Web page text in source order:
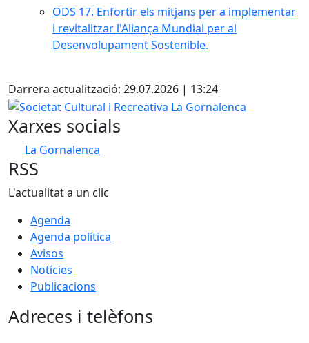
ODS 17. Enfortir els mitjans per a implementar
i revitalitzar l'Aliança Mundial per al
Desenvolupament Sostenible.
Darrera actualització: 29.07.2026 | 13:24
Societat Cultural i Recreativa La Gornalenca
Xarxes socials
La Gornalenca
RSS
L'actualitat a un clic
Agenda
Agenda política
Avisos
Notícies
Publicacions
Adreces i telèfons